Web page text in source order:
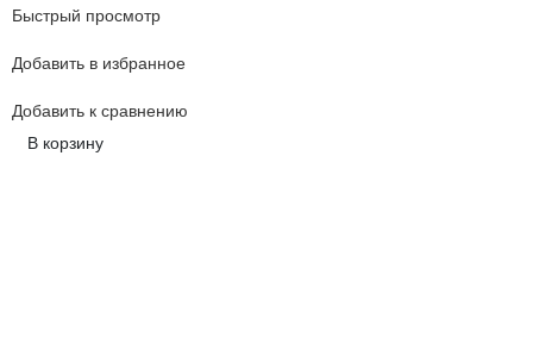
Быстрый просмотр
Добавить в избранное
Добавить к сравнению
В корзину